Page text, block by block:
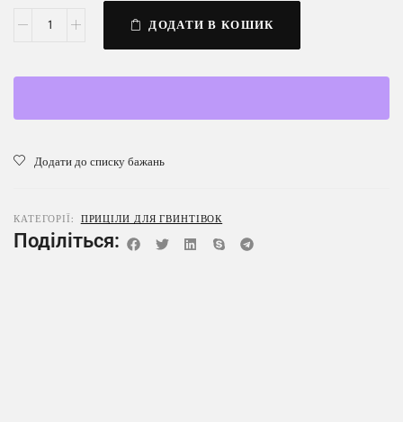
ДОДАТИ В КОШИК
Додати до списку бажань
КАТЕГОРІЇ: ПРИЦІЛИ ДЛЯ ГВИНТІВОК
Поділіться: